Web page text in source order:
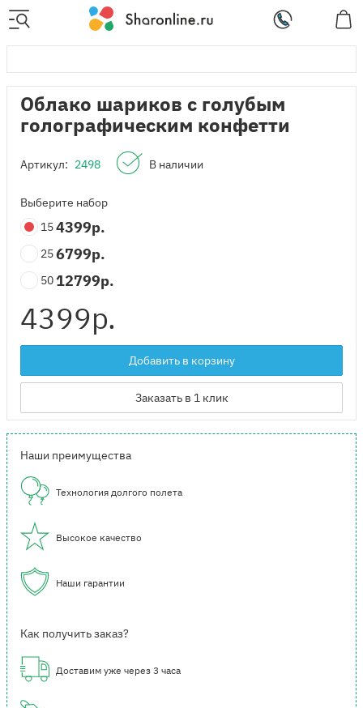
Облако шариков с голубым
голографическим конфетти
Артикул: 2498 В наличии
Выберите набор
154399р.
256799р.
50 12799р.
4399р.
Добавить в корзину
Заказать в 1 клик
Наши преимущества
Технология долгого полета
Высокое качество
Наши гарантии
Как получить заказ?
Доставим уже через 3 часа